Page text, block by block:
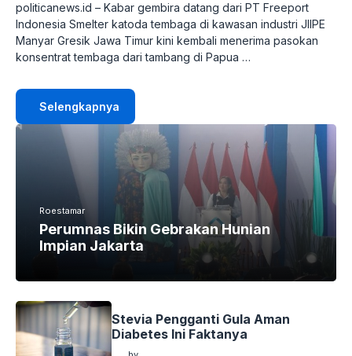
politicanews.id – Kabar gembira datang dari PT Freeport
Indonesia Smelter katoda tembaga di kawasan industri JIIPE
Manyar Gresik Jawa Timur kini kembali menerima pasokan
konsentrat tembaga dari tambang di Papua …
Selengkapnya
Roestamar
Perumnas Bikin Gebrakan Hunian
Impian Jakarta
Stevia Pengganti Gula Aman
Diabetes Ini Faktanya